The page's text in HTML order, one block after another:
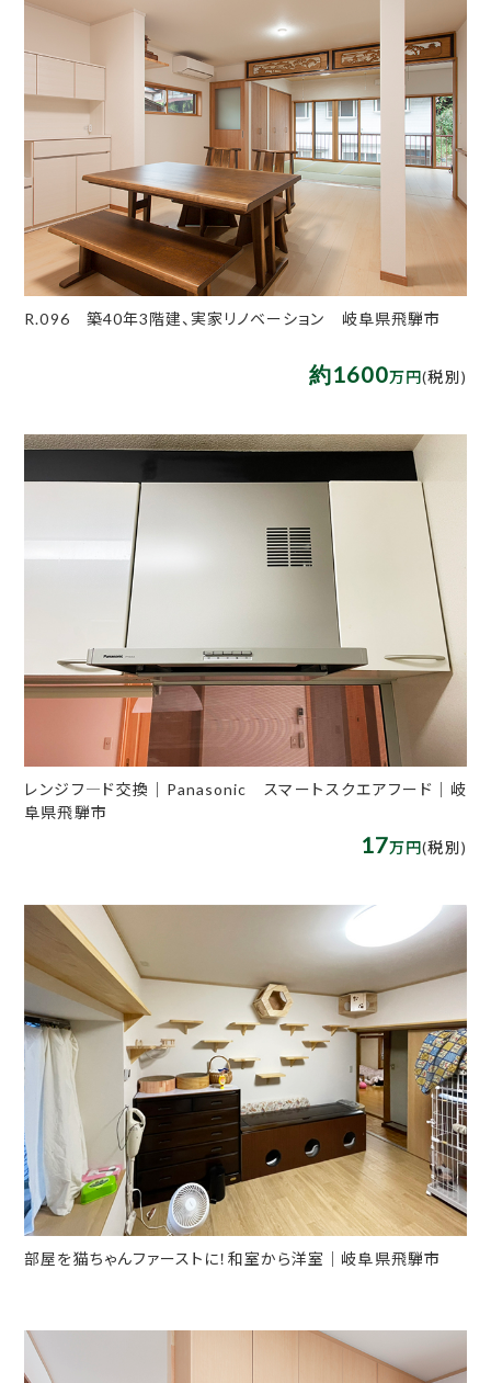
R.096 築40年3階建、実家リノベーション 岐阜県飛騨市
約1600万円(税別)
レンジフ―ド交換｜Panasonic スマートスクエアフード｜岐
阜県飛騨市
17万円(税別)
部屋を猫ちゃんファーストに！和室から洋室｜岐阜県飛騨市